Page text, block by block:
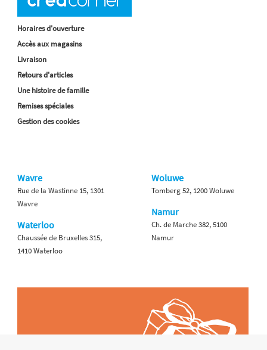
Horaires d'ouverture
Accès aux magasins
Livraison
Retours d'articles
Une histoire de famille
Remises spéciales
Gestion des cookies
Wavre
Rue de la Wastinne 15, 1301
Wavre
Waterloo
Chaussée de Bruxelles 315,
1410 Waterloo
Woluwe
Tomberg 52, 1200 Woluwe
Namur
Ch. de Marche 382, 5100
Namur